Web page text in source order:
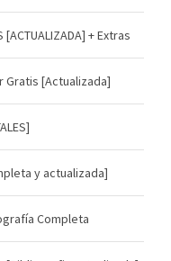
+ Extras
Gratis [Actualizada]
y actualizada]
Completa